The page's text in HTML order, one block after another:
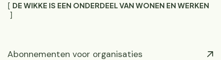
DE WIKKE IS EEN ONDERDEEL VAN WONEN EN WERKEN
Abonnementen voor organisaties